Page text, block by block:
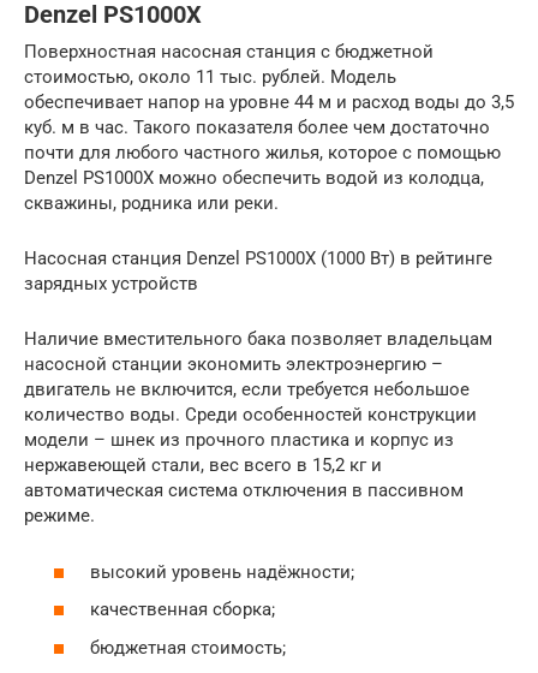
Denzel PS1000X
Поверхностная насосная станция с бюджетной
стоимостью, около 11 тыс. рублей. Модель
обеспечивает напор на уровне 44 м и расход воды до 3,5
куб. м в час. Такого показателя более чем достаточно
почти для любого частного жилья, которое с помощью
Denzel PS1000X можно обеспечить водой из колодца,
скважины, родника или реки.
Насосная станция Denzel PS1000X (1000 Вт) в рейтинге
зарядных устройств
Наличие вместительного бака позволяет владельцам
насосной станции экономить электроэнергию –
двигатель не включится, если требуется небольшое
количество воды. Среди особенностей конструкции
модели – шнек из прочного пластика и корпус из
нержавеющей стали, вес всего в 15,2 кг и
автоматическая система отключения в пассивном
режиме.
высокий уровень надёжности;
качественная сборка;
бюджетная стоимость;